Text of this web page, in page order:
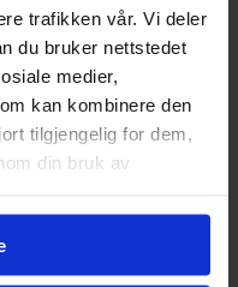
trafikken vår. Vi deler
du bruker nettstedet
medier,
kan kombinere den
tilgjengelig for dem,
din bruk av
Books